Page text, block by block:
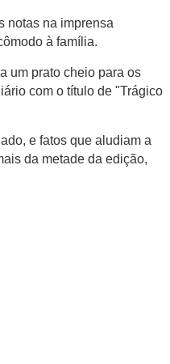
notas na imprensa
à família.
um prato cheio para os
com o título de "Trágico
e fatos que aludiam a
da metade da edição,